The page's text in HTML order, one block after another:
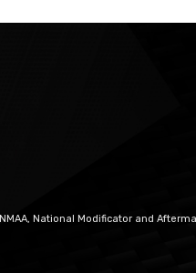
NMAA, National Modificator and